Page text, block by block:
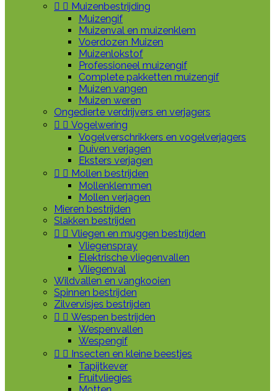
  Muizenbestrijding
Muizengif
Muizenval en muizenklem
Voerdozen Muizen
Muizenlokstof
Professioneel muizengif
Complete pakketten muizengif
Muizen vangen
Muizen weren
Ongedierte verdrijvers en verjagers
  Vogelwering
Vogelverschrikkers en vogelverjagers
Duiven verjagen
Eksters verjagen
  Mollen bestrijden
Mollenklemmen
Mollen verjagen
Mieren bestrijden
Slakken bestrijden
  Vliegen en muggen bestrijden
Vliegenspray
Elektrische vliegenvallen
Vliegenval
Wildvallen en vangkooien
Spinnen bestrijden
Zilvervisjes bestrijden
  Wespen bestrijden
Wespenvallen
Wespengif
  Insecten en kleine beestjes
Tapijtkever
Fruitvliegjes